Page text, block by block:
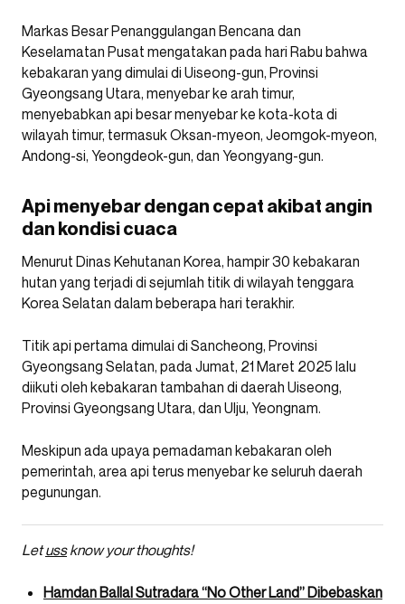
Markas Besar Penanggulangan Bencana dan
Keselamatan Pusat mengatakan pada hari Rabu bahwa
kebakaran yang dimulai di Uiseong-gun, Provinsi
Gyeongsang Utara, menyebar ke arah timur,
menyebabkan api besar menyebar ke kota-kota di
wilayah timur, termasuk Oksan-myeon, Jeomgok-myeon,
Andong-si, Yeongdeok-gun, dan Yeongyang-gun.
Api menyebar dengan cepat akibat angin
dan kondisi cuaca
Menurut Dinas Kehutanan Korea, hampir 30 kebakaran
hutan yang terjadi di sejumlah titik di wilayah tenggara
Korea Selatan dalam beberapa hari terakhir.
Titik api pertama dimulai di Sancheong, Provinsi
Gyeongsang Selatan, pada Jumat, 21 Maret 2025 lalu
diikuti oleh kebakaran tambahan di daerah Uiseong,
Provinsi Gyeongsang Utara, dan Ulju, Yeongnam.
Meskipun ada upaya pemadaman kebakaran oleh
pemerintah, area api terus menyebar ke seluruh daerah
pegunungan.
Letussknow your thoughts!
Hamdan Ballal Sutradara “No Other Land” Dibebaskan